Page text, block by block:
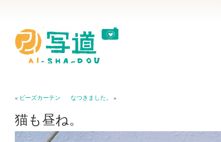
« ビーズカーテン なつきました。 »
猫も昼ね。